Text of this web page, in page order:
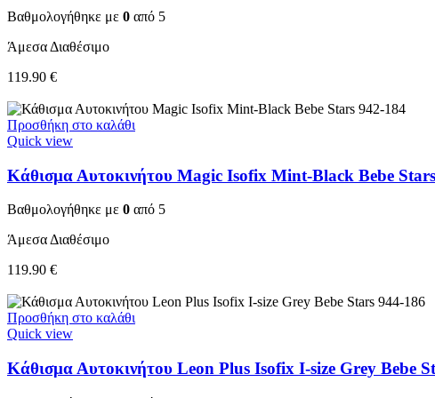
Βαθμολογήθηκε με 0 από 5
Άμεσα Διαθέσιμο
119.90 €
Προσθήκη στο καλάθι
Quick view
Κάθισμα Αυτοκινήτου Magic Isofix Mint-Black Bebe
Βαθμολογήθηκε με 0 από 5
Άμεσα Διαθέσιμο
119.90 €
Προσθήκη στο καλάθι
Quick view
Κάθισμα Αυτοκινήτου Leon Plus Isofix I-size Grey Bebe